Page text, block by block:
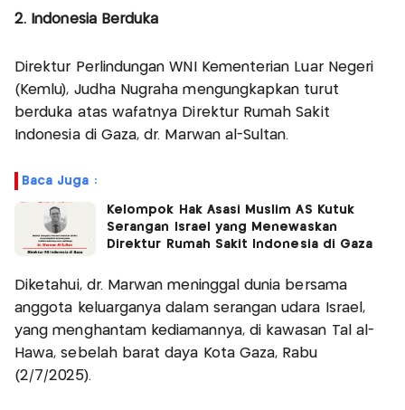
2. Indonesia Berduka
Direktur Perlindungan WNI Kementerian Luar Negeri
(Kemlu), Judha Nugraha mengungkapkan turut
berduka atas wafatnya Direktur Rumah Sakit
Indonesia di Gaza, dr. Marwan al-Sultan.
Baca Juga :
Kelompok Hak Asasi Muslim AS Kutuk
Serangan Israel yang Menewaskan
Direktur Rumah Sakit Indonesia di Gaza
Diketahui, dr. Marwan meninggal dunia bersama
anggota keluarganya dalam serangan udara Israel,
yang menghantam kediamannya, di kawasan Tal al-
Hawa, sebelah barat daya Kota Gaza, Rabu
(2/7/2025).